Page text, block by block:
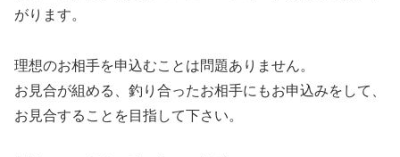
がります。
理想のお相手を申込むことは問題ありません。
お見合が組める、釣り合ったお相手にもお申込みをして、
お見合することを目指して下さい。